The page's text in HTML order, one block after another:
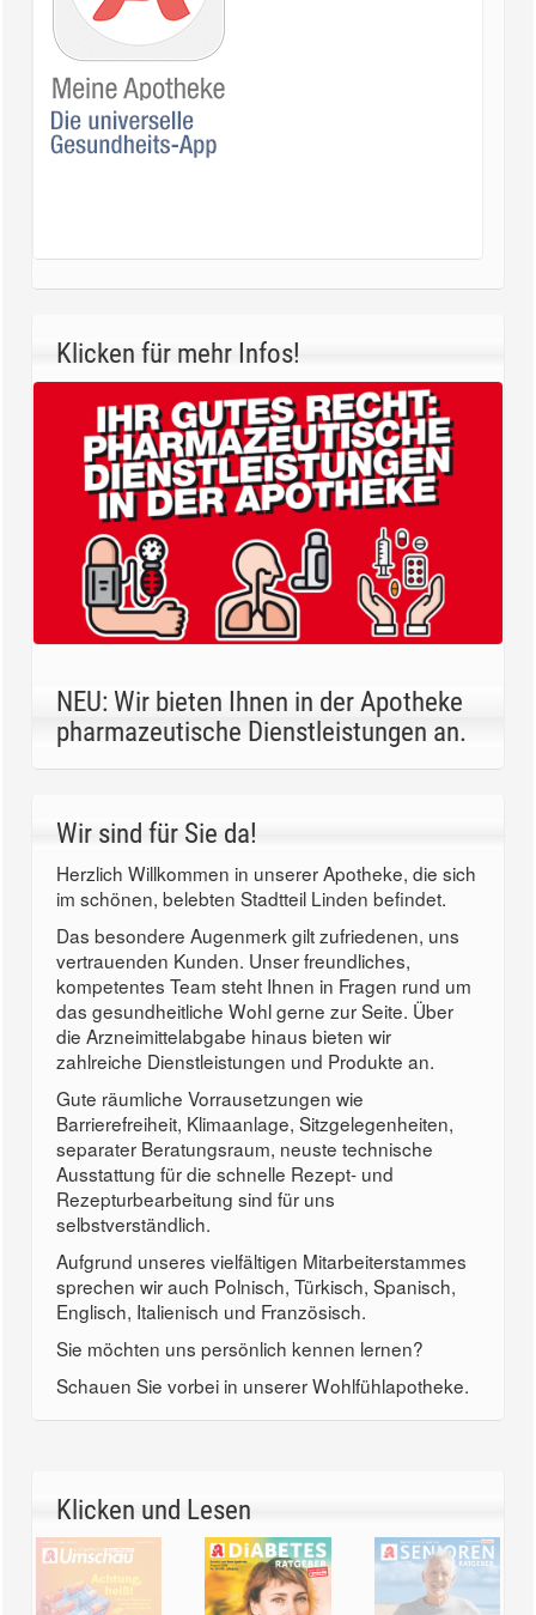
Klicken für mehr Infos!
NEU: Wir bieten Ihnen in der Apotheke
pharmazeutische Dienstleistungen an.
Wir sind für Sie da!
Herzlich Willkommen in unserer Apotheke, die sich
im schönen, belebten Stadtteil Linden befindet.
Das besondere Augenmerk gilt zufriedenen, uns
vertrauenden Kunden. Unser freundliches,
kompetentes Team steht Ihnen in Fragen rund um
das gesundheitliche Wohl gerne zur Seite. Über
die Arzneimittelabgabe hinaus bieten wir
zahlreiche Dienstleistungen und Produkte an.
Gute räumliche Vorrausetzungen wie
Barrierefreiheit, Klimaanlage, Sitzgelegenheiten,
separater Beratungsraum, neuste technische
Ausstattung für die schnelle Rezept- und
Rezepturbearbeitung sind für uns
selbstverständlich.
Aufgrund unseres vielfältigen Mitarbeiterstammes
sprechen wir auch Polnisch, Türkisch, Spanisch,
Englisch, Italienisch und Französisch.
Sie möchten uns persönlich kennen lernen?
Schauen Sie vorbei in unserer Wohlfühlapotheke.
Klicken und Lesen